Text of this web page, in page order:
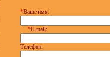
*Ваше имя:
*E-mail:
Телефон: